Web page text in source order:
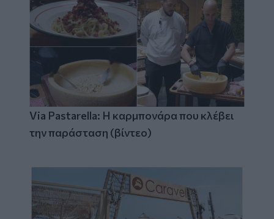
Via Pastarella: Η καρμπονάρα που κλέβει
την παράσταση (βίντεο)